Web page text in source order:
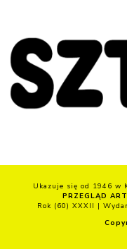
Ukazuje się od 1946 w
PRZEGLĄD
Rok (60) XXXII |